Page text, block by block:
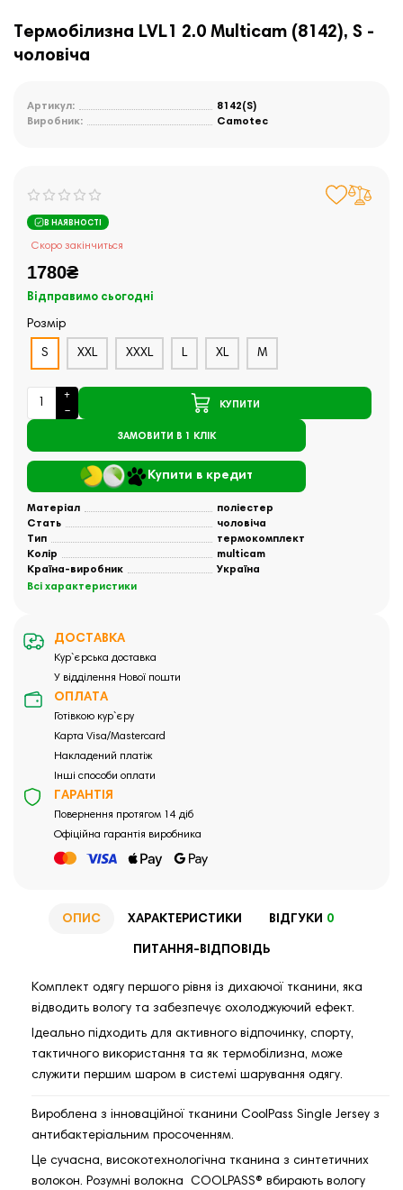
Термобілизна LVL1 2.0 Multicam (8142), S -
чоловіча
Артикул:
8142(S)
Виробник:
Camotec
В НАЯВНОСТІ
Скоро закінчиться
1780₴
Відправимо сьогодні
Розмір
S XXL XXXL L XL M
КУПИТИ
ЗАМОВИТИ В 1 КЛІК
Купити в кредит
Матеріал
поліестер
Стать
чоловіча
Тип
термокомплект
Колір
multicam
Країна-виробник
Україна
Всі характеристики
ДОСТАВКА
Кур`єрська доставка
У відділення Нової пошти
ОПЛАТА
Готівкою кур`єру
Карта Visa/Mastercard
Накладений платіж
Інші способи оплати
ГАРАНТІЯ
Повернення протягом 14 діб
Офіційна гарантія виробника
ОПИС ХАРАКТЕРИСТИКИ ВІДГУКИ 0
ПИТАННЯ-ВІДПОВІДЬ
Комплект одягу першого рівня із дихаючої тканини, яка
відводить вологу та забезпечує охолоджуючий ефект.
Ідеально підходить для активного відпочинку, спорту,
тактичного використання та як термобілизна, може
служити першим шаром в системі шарування одягу.
Вироблена з інноваційної тканини CoolPass Single Jersey з
антибактеріальним просоченням.
Це сучасна, високотехнологічна тканина з синтетичних
волокон. Розумні волокна COOLPASS® вбирають вологу